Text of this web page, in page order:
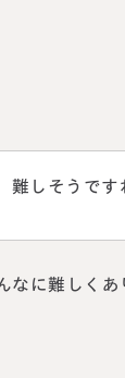
難しそうです
なに難しくあ